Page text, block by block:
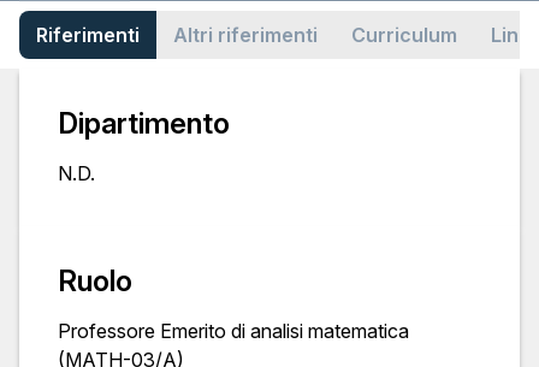
Riferimenti Altri riferimenti Curriculum Links
Dipartimento
N.D.
Ruolo
Professore Emerito di analisi matematica
(MATH-03/A)